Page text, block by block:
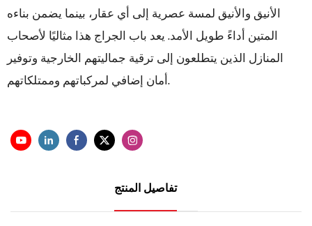
الأنيق والأنيق لمسة عصرية إلى أي عقار، بينما يضمن بناءه
المتين أداءً طويل الأمد. يعد باب الجراج هذا مثاليًا لأصحاب
المنازل الذين يتطلعون إلى ترقية جماليتهم الخارجية وتوفير
أمان إضافي لمركباتهم وممتلكاتهم.
تفاصيل المنتج